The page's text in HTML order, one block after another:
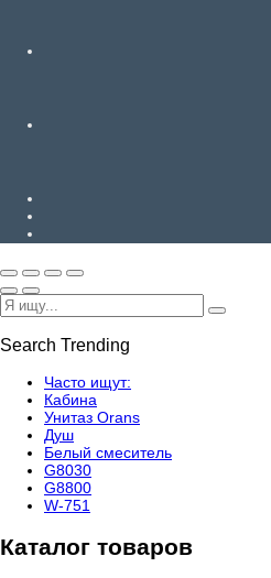
Search Trending
Часто ищут:
Кабина
Унитаз Orans
Душ
Белый смеситель
G8030
G8800
W-751
Каталог товаров